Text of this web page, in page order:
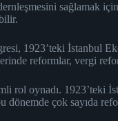
sağlamak
1923’teki İstanbul
reformlar, vergi
rol oynadı. 1923’teki
çok sayıda